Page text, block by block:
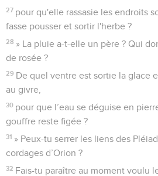
27 pour qu'elle rassasie les endroits
fasse pousser et sortir l'herbe ?
28 » La pluie a-t-elle un père ? Qui
de rosée ?
29 De quel ventre est sortie la glace
au givre,
30 pour que l’eau se déguise en
gouffre reste figée ?
31 » Peux-tu serrer les liens des
cordages d’Orion ?
32 Fais-tu paraître au moment voulu